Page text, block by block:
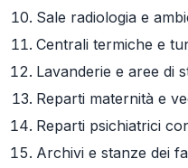
Sale radiologia e
Centrali termiche e
Lavanderie e aree di
Reparti maternità e
Reparti psichiatrici
Archivi e stanze dei